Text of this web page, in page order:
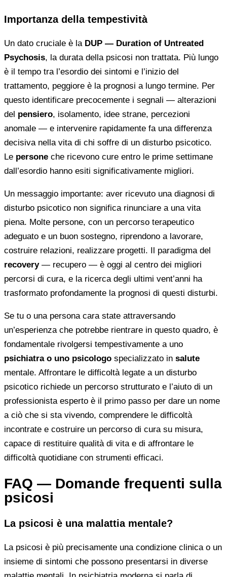
Importanza della tempestività
Un dato cruciale è la DUP — Duration of Untreated
Psychosis, la durata della psicosi non trattata. Più lungo
è il tempo tra l’esordio dei sintomi e l’inizio del
trattamento, peggiore è la prognosi a lungo termine. Per
questo identificare precocemente i segnali — alterazioni
del pensiero, isolamento, idee strane, percezioni
anomale — e intervenire rapidamente fa una differenza
decisiva nella vita di chi soffre di un disturbo psicotico.
Le persone che ricevono cure entro le prime settimane
dall’esordio hanno esiti significativamente migliori.
Un messaggio importante: aver ricevuto una diagnosi di
disturbo psicotico non significa rinunciare a una vita
piena. Molte persone, con un percorso terapeutico
adeguato e un buon sostegno, riprendono a lavorare,
costruire relazioni, realizzare progetti. Il paradigma del
recovery— recupero — è oggi al centro dei migliori
percorsi di cura, e la ricerca degli ultimi vent’anni ha
trasformato profondamente la prognosi di questi disturbi.
Se tu o una persona cara state attraversando
un’esperienza che potrebbe rientrare in questo quadro, è
fondamentale rivolgersi tempestivamente a uno
psichiatra o uno psicologo specializzato in salute
mentale. Affrontare le difficoltà legate a un disturbo
psicotico richiede un percorso strutturato e l’aiuto di un
professionista esperto è il primo passo per dare un nome
a ciò che si sta vivendo, comprendere le difficoltà
incontrate e costruire un percorso di cura su misura,
capace di restituire qualità di vita e di affrontare le
difficoltà quotidiane con strumenti efficaci.
FAQ — Domande frequenti sulla
psicosi
La psicosi è una malattia mentale?
La psicosi è più precisamente una condizione clinica o un
insieme di sintomi che possono presentarsi in diverse